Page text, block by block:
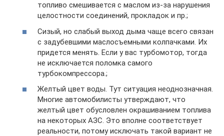
топливо смешивается с маслом из-за нарушения
целостности соединений, прокладок и пр.;
Сизый, но слабый выход дыма чаще всего связан
с задубевшими маслосъемными колпачками. Их
придется менять. Если у вас турбомотор, тогда
не исключается поломка самого
турбокомпрессора.;
Желтый цвет воды. Тут ситуация неоднозначная.
Многие автомобилисты утверждают, что
желтый цвет обусловлен окрашиванием топлива
на некоторых АЗС. Это вполне соответствует
реальности, потому исключать такой вариант не